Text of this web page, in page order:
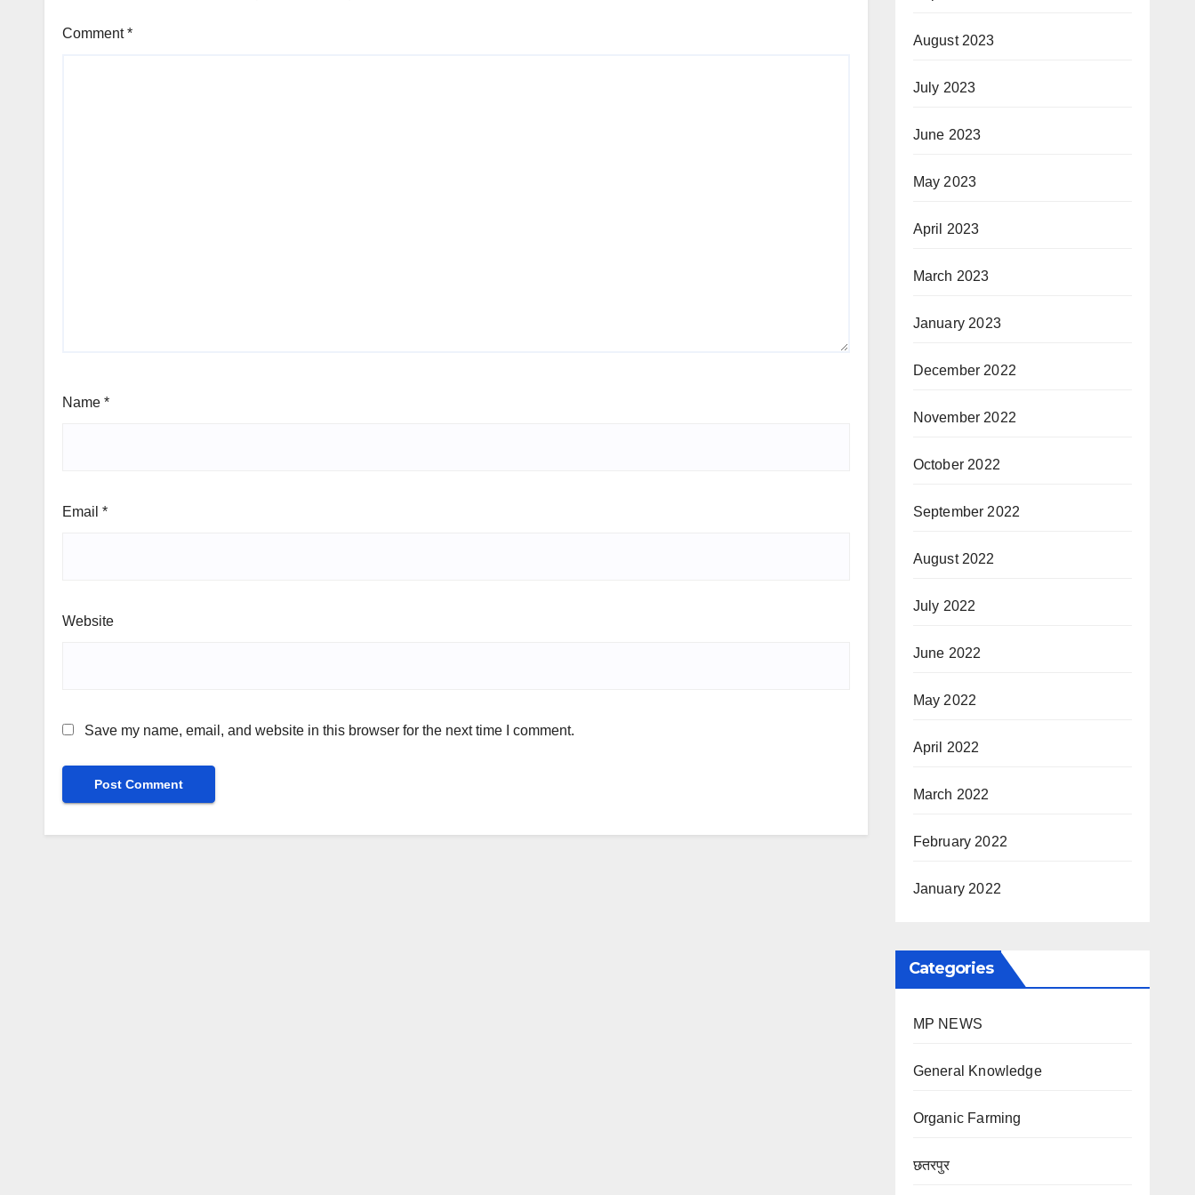
Comment*
Name *
Email *
Website
Save my name, email, and website in this browser for the next time I comment.
August 2023
July 2023
June 2023
May 2023
April 2023
March 2023
January 2023
December 2022
November 2022
October 2022
September 2022
August 2022
July 2022
June 2022
May 2022
April 2022
March 2022
February 2022
January 2022
Categories
MP NEWS
General Knowledge
Organic Farming
छतरपुर